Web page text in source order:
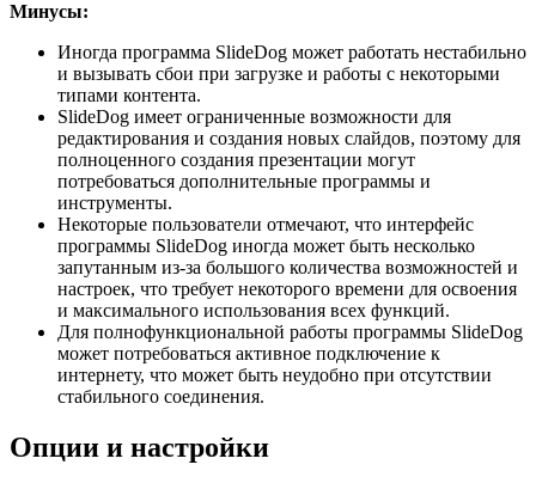
Минусы:
Иногда программа SlideDog может работать нестабильно
и вызывать сбои при загрузке и работы с некоторыми
типами контента.
SlideDog имеет ограниченные возможности для
редактирования и создания новых слайдов, поэтому для
полноценного создания презентации могут
потребоваться дополнительные программы и
инструменты.
Некоторые пользователи отмечают, что интерфейс
программы SlideDog иногда может быть несколько
запутанным из-за большого количества возможностей и
настроек, что требует некоторого времени для освоения
и максимального использования всех функций.
Для полнофункциональной работы программы SlideDog
может потребоваться активное подключение к
интернету, что может быть неудобно при отсутствии
стабильного соединения.
Опции и настройки